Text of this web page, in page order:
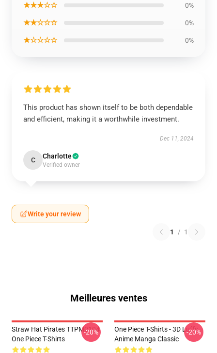
★★★☆☆ 0%
★★☆☆☆ 0%
★☆☆☆☆ 0%
This product has shown itself to be both dependable
and efficient, making it a worthwhile investment.
Dec 11, 2024
C Charlotte
Verified owner
Write your review
1 / 1
Meilleures ventes
Straw Hat Pirates TTPM0104
One Piece T-Shirts
-20%
One Piece T-Shirts - 3D Luffy
Anime Manga Classic
-20%